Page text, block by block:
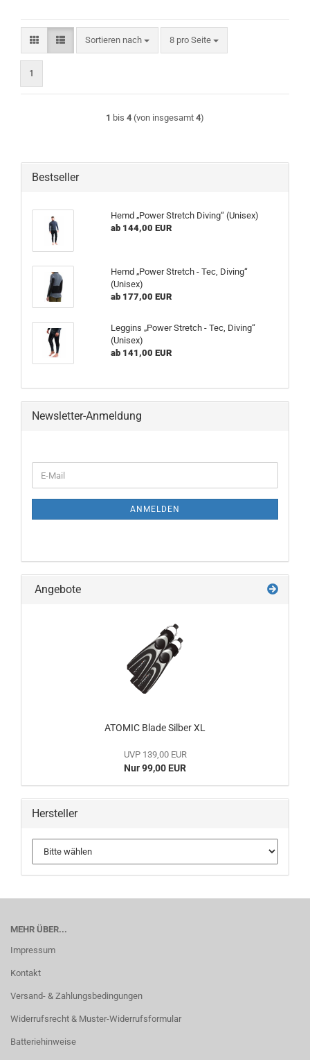
Sortieren nach
Sortieren nach 8 pro Seite
pro Seite
1
1 bis 4 (von insgesamt 4)
Bestseller
Hemd „Power Stretch Diving“ (Unisex)
ab 144,00 EUR
Hemd „Power Stretch - Tec, Diving“
(Unisex)
ab 177,00 EUR
Leggins „Power Stretch - Tec, Diving“
(Unisex)
ab 141,00 EUR
Newsletter-Anmeldung
ZUR
E-
Mail
ANMELDEN
Angebote
ATOMIC Blade Silber XL
UVP 139,00 EUR
Nur 99,00 EUR
Hersteller
MEHR ÜBER...
Impressum
Kontakt
Versand- & Zahlungsbedingungen
Widerrufsrecht & Muster-Widerrufsformular
Batteriehinweise